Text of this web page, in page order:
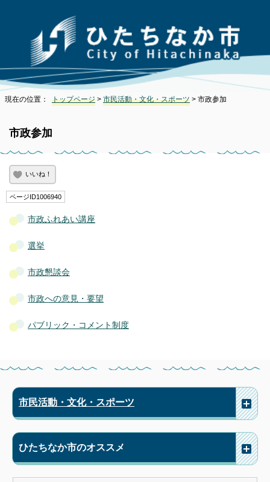
現在の位置： トップページ > 市民活動・文化・スポーツ > 市政参加
市政参加
いいね！
ページID1006940
市政ふれあい講座
選挙
市政懇談会
市政への意見・要望
パブリック・コメント制度
市民活動・文化・スポーツ
ひたちなか市のオススメ